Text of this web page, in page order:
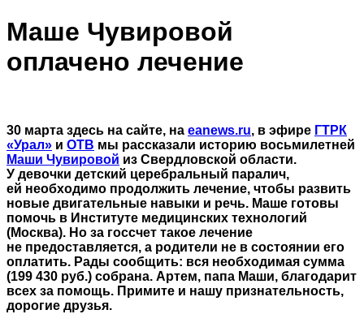
Маше Чувировой
оплачено лечение
30 марта здесь на сайте, на eanews.ru, в эфире ГТРК
«Урал» и ОТВ мы рассказали историю восьмилетней
Маши Чувировой из Свердловской области.
У девочки детский церебральный паралич,
ей необходимо продолжить лечение, чтобы развить
новые двигательные навыки и речь. Маше готовы
помочь в Институте медицинских технологий
(Москва). Но за госсчет такое лечение
не предоставляется, а родители не в состоянии его
оплатить. Рады сообщить: вся необходимая сумма
(199 430 руб.) собрана. Артем, папа Маши, благодарит
всех за помощь. Примите и нашу признательность,
дорогие друзья.